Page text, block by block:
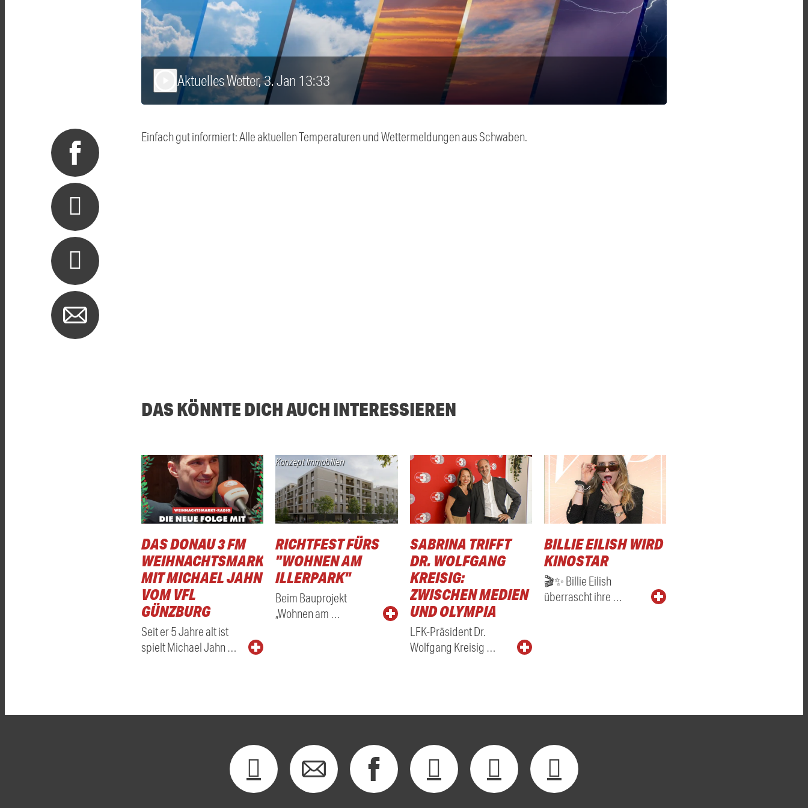
Aktuelles Wetter, 3. Jan 13:33
Einfach gut informiert: Alle aktuellen Temperaturen und Wettermeldungen aus Schwaben.
DAS KÖNNTE DICH AUCH INTERESSIEREN
DAS DONAU 3 FM
WEIHNACHTSMARKTRADIO
MIT MICHAEL JAHN
VOM VFL
GÜNZBURG
Seit er 5 Jahre alt ist
spielt Michael Jahn …
Konzept Immobilien
RICHTFEST FÜRS
"WOHNEN AM
ILLERPARK"
Beim Bauprojekt
„Wohnen am …
SABRINA TRIFFT
DR. WOLFGANG
KREISIG:
ZWISCHEN MEDIEN
UND OLYMPIA
LFK-Präsident Dr.
Wolfgang Kreisig …
BILLIE EILISH WIRD
KINOSTAR
🎬✨ Billie Eilish
überrascht ihre …